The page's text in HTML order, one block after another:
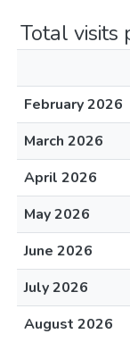
Total visits
February 2026
March 2026
April 2026
May 2026
June 2026
July 2026
August 2026